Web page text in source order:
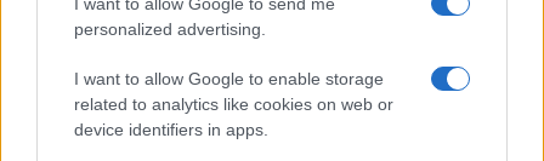
personalized advertising.
I want to allow Google to enable storage
related to analytics like cookies on web or
device identifiers in apps.